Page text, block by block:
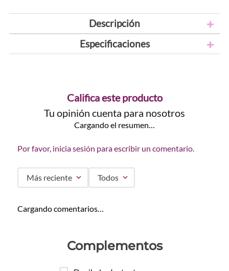
Descripción
Especificaciones
Califica este producto
Tu opinión cuenta para nosotros
Cargando el resumen…
Por favor, inicia sesión para escribir un comentario.
Más reciente Todos
Cargando comentarios…
Complementos